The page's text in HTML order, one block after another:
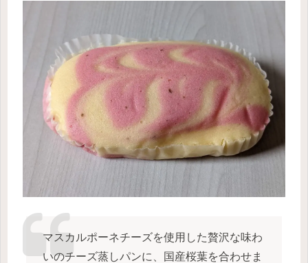
マスカルポーネチーズを使用した贅沢な味わ
いのチーズ蒸しパンに、国産桜葉を合わせま